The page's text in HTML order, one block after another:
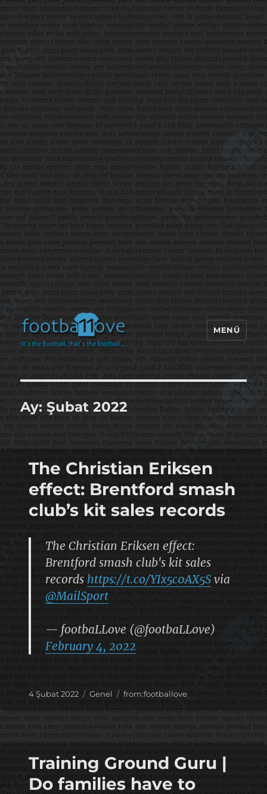
footbaLLove
MENÜ
Ay:Şubat 2022
The Christian Eriksen
effect: Brentford smash
club’s kit sales records
The Christian Eriksen effect:
Brentford smash club's kit sales
recordshttps://t.co/YIx5c0AX5Svia
@MailSport
— footbaLLove (@footbaLLove)
February 4, 2022
Yayın
4 Şubat 2022 Kategoriler
Genel Etiketler
from:footballove
Training Ground Guru |
Do families have to